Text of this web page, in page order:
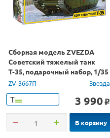
Сборная модель ZVEZDA
Советский тяжелый танк
Т-35, подарочный набор, 1/35
ZV-3667П Звезда
Т 3 990 o
В корзину